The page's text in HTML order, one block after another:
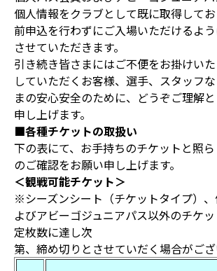
個人情報をクラブとして既に取得して
前申込を行わずにご入場いただけるよ
させていただきます。
引き続き皆さまにはご不便をお掛けい
していただくお客様、選手、スタッフ
まの安心安全のために、どうぞご理解
申し上げます。
■各種チケットの取扱い
下の表にて、お手持ちのチケットと照
のご確認をお願い申し上げます。
＜観戦可能チケット＞
※シーズンシート（チケットタイプ）
よびアビーゴジュニアパス以外のチケ
定枚数に達し次
第、締め切りとさせていだく場合がござ